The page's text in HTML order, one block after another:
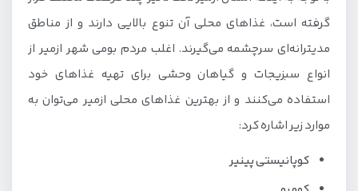
گرفته است، غذاهای محلی آن تنوع بالایی دارند و از مناطق
مدیترانه‌ای سرچشمه می‌گیرند. اغلب مردم بومی شهر ازمیر از
انواع سبزیجات و گیاهان وحشی برای تهیه غذاهای خود
استفاده می‌کنند و از بهترین غذاهای محلی ازمیر می‌توان به
موارد زیر اشاره کرد:
کوپانیستی پینیر